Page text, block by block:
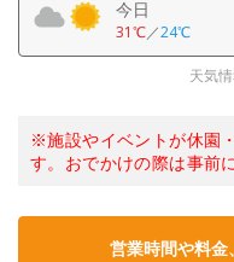
今日
31℃／24℃
天気
※施設やイベントが休園
す。おでかけの際は事前
営業時間や料金